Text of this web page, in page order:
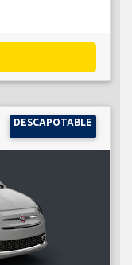
DESCAPOTABLE